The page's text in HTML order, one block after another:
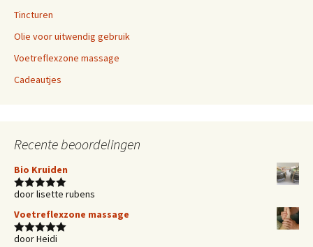
Tincturen
Olie voor uitwendig gebruik
Voetreflexzone massage
Cadeautjes
Recente beoordelingen
Bio Kruiden
Waardering
door lisette rubens
Voetreflexzone massage
Waardering
door Heidi